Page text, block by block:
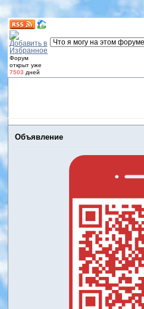
Форум
открыт уже
7503 дней
Объявление